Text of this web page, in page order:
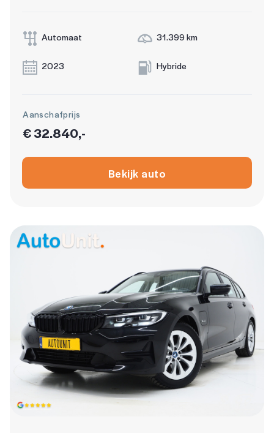
Automaat 31.399 km
2023 Hybride
Aanschafprijs
€ 32.840,-
Bekijk auto